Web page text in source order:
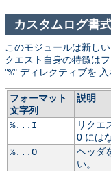
カスタムログ書
このモジュールは新し
クエスト自身の特徴は
"%" ディレクティブを
フォーマット
文字列
説明
%...I
リクエ
0 には
%...O
ヘッダ
い。